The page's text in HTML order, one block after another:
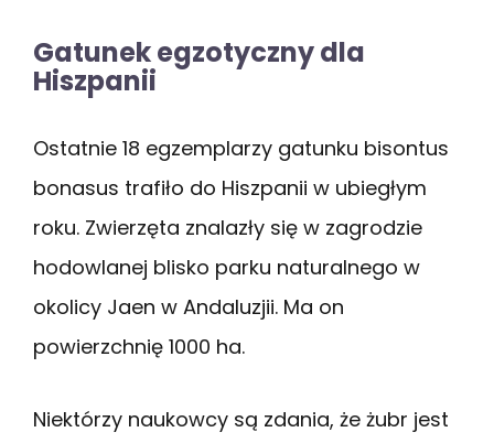
Gatunek egzotyczny dla
Hiszpanii
Ostatnie 18 egzemplarzy gatunku bisontus
bonasus trafiło do Hiszpanii w ubiegłym
roku. Zwierzęta znalazły się w zagrodzie
hodowlanej blisko parku naturalnego w
okolicy Jaen w Andaluzjii. Ma on
powierzchnię 1000 ha.
Niektórzy naukowcy są zdania, że żubr jest